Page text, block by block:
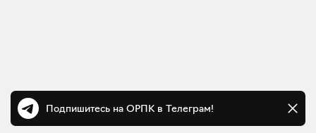
Подпишитесь на ОРПК в Телеграм!